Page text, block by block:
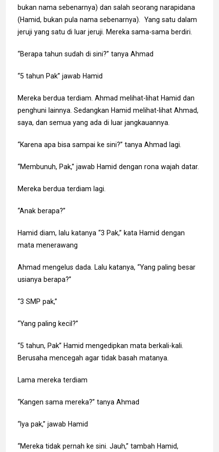
bukan nama sebenarnya) dan salah seorang narapidana
(Hamid, bukan pula nama sebenarnya). Yang satu dalam
jeruji yang satu di luar jeruji. Mereka sama-sama berdiri.
“Berapa tahun sudah di sini?” tanya Ahmad
“5 tahun Pak” jawab Hamid
Mereka berdua terdiam. Ahmad melihat-lihat Hamid dan
penghuni lainnya. Sedangkan Hamid melihat-lihat Ahmad,
saya, dan semua yang ada di luar jangkauannya.
“Karena apa bisa sampai ke sini?” tanya Ahmad lagi.
“Membunuh, Pak,” jawab Hamid dengan rona wajah datar.
Mereka berdua terdiam lagi.
“Anak berapa?”
Hamid diam, lalu katanya “3 Pak,” kata Hamid dengan
mata menerawang
Ahmad mengelus dada. Lalu katanya, “Yang paling besar
usianya berapa?”
“3 SMP pak,”
“Yang paling kecil?”
“5 tahun, Pak” Hamid mengedipkan mata berkali-kali.
Berusaha mencegah agar tidak basah matanya.
Lama mereka terdiam
“Kangen sama mereka?” tanya Ahmad
“Iya pak,” jawab Hamid
“Mereka tidak pernah ke sini. Jauh,” tambah Hamid,